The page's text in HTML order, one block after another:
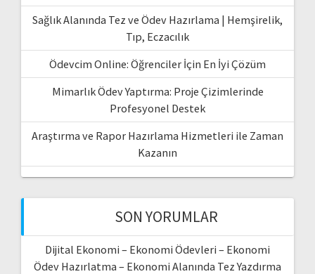
Sağlık Alanında Tez ve Ödev Hazırlama | Hemşirelik,
Tıp, Eczacılık
Ödevcim Online: Öğrenciler İçin En İyi Çözüm
Mimarlık Ödev Yaptırma: Proje Çizimlerinde
Profesyonel Destek
Araştırma ve Rapor Hazırlama Hizmetleri ile Zaman
Kazanın
SON YORUMLAR
Dijital Ekonomi – Ekonomi Ödevleri – Ekonomi
Ödev Hazırlatma – Ekonomi Alanında Tez Yazdırma